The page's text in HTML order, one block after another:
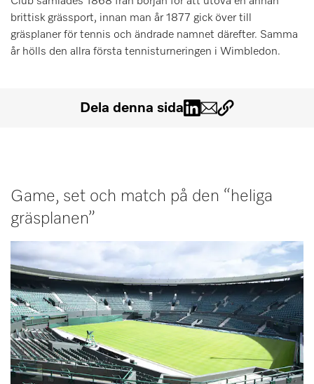
brittisk grässport, innan man år 1877 gick över till
gräsplaner för tennis och ändrade namnet därefter. Samma
år hölls den allra första tennisturneringen i Wimbledon.
Dela denna sida
Game, set och match på den “heliga
gräsplanen”